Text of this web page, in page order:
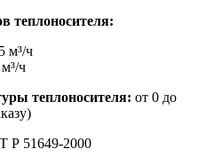
теплоносителя:
м³/ч
ч
теплоносителя: от 0 до
Р 51649-2000